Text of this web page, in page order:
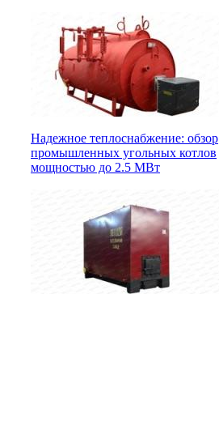
Надежное теплоснабжение: обзор
промышленных угольных котлов
мощностью до 2.5 МВт